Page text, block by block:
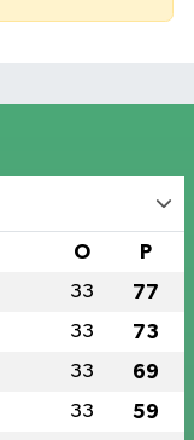
O P
33 77
33 73
33 69
33 59